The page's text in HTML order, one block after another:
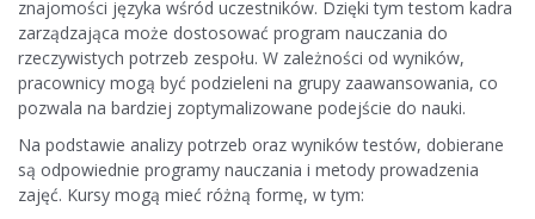
znajomości języka wśród uczestników. Dzięki tym testom kadra
zarządzająca może dostosować program nauczania do
rzeczywistych potrzeb zespołu. W zależności od wyników,
pracownicy mogą być podzieleni na grupy zaawansowania, co
pozwala na bardziej zoptymalizowane podejście do nauki.
Na podstawie analizy potrzeb oraz wyników testów, dobierane
są odpowiednie programy nauczania i metody prowadzenia
zajęć. Kursy mogą mieć różną formę, w tym: